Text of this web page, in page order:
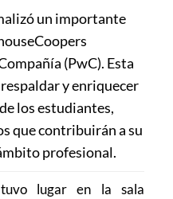
un importante
(PwC). Esta
y enriquecer
los estudiantes,
que contribuirán a su
profesional.
lugar en la sala